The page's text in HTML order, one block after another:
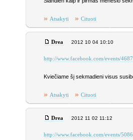
» Atsakyti » Cituoti
Drea 2012 10 04 10:10
http://www.facebook.com/events/
Kviečiame šį sekmadieni visus
» Atsakyti » Cituoti
Drea 2012 11 02 11:12
http://www.facebook.com/events/